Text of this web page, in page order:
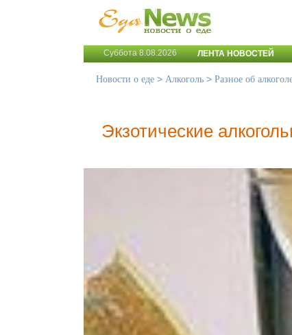
Суббота 8.08.2026 ЛЕНТА НОВОСТЕЙ
Новости о еде > Алкоголь > Разное об
Экзотические